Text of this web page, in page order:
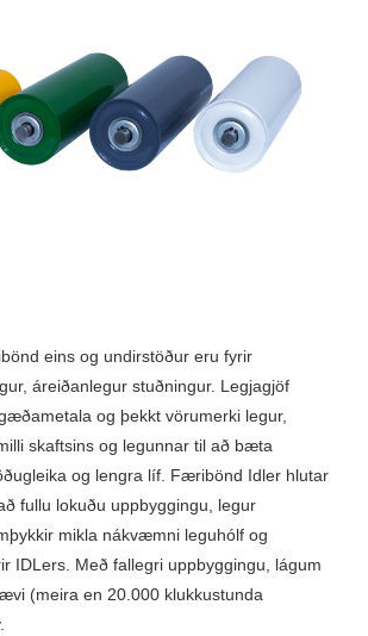
eins og undirstöður eru fyrir
áreiðanlegur stuðningur. Legjagjöf
og þekkt vörumerki legur,
skaftsins og legunnar til að bæta
og lengra líf. Færibönd Idler hlutar
fullu lokuðu uppbyggingu, legur
mikla nákvæmni leguhólf og
IDLers. Með fallegri uppbyggingu, lágum
(meira en 20.000 klukkustunda